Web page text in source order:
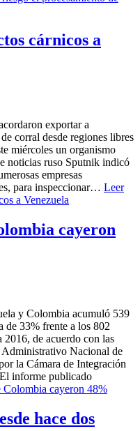
cárnicos a
exportar a
corral desde regiones libres
miércoles un organismo
noticias ruso Sputnik indicó
empresas
para inspeccionar… Leer
a Venezuela
cayeron
y Colombia acumuló 539
de 33% frente a los 802
2016, de acuerdo con las
Nacional de
la Cámara de Integración
informe publicado
Colombia cayeron 48%
hace dos